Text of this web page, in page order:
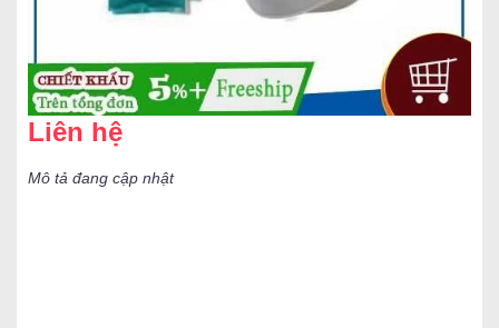
Liên hệ
Mô tả đang cập nhật